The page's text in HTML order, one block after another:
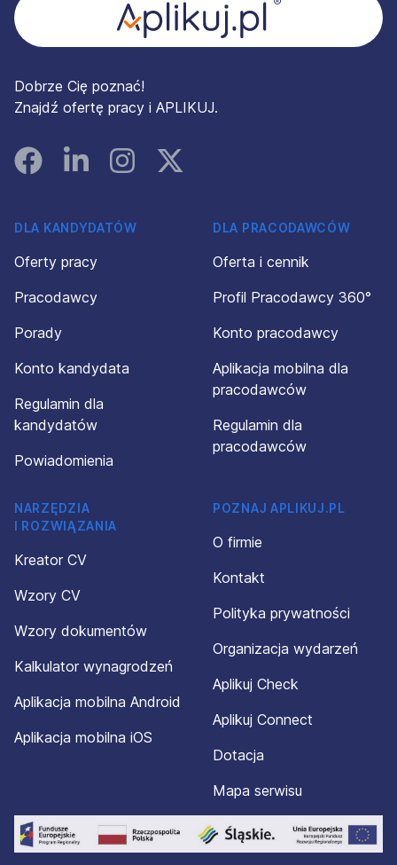
Dobrze Cię poznać!
Znajdź ofertę pracy i APLIKUJ.
FacebookLinked InInstagramInstagram
DLA KANDYDATÓW
Oferty pracy
Pracodawcy
Porady
Konto kandydata
Regulamin dla
kandydatów
Powiadomienia
DLA PRACODAWCÓW
Oferta i cennik
Profil Pracodawcy 360°
Konto pracodawcy
Aplikacja mobilna dla
pracodawców
Regulamin dla
pracodawców
NARZĘDZIA
I ROZWIĄZANIA
Kreator CV
Wzory CV
Wzory dokumentów
Kalkulator wynagrodzeń
Aplikacja mobilna Android
Aplikacja mobilna iOS
POZNAJ APLIKUJ.PL
O firmie
Kontakt
Polityka prywatności
Organizacja wydarzeń
Aplikuj Check
Aplikuj Connect
Dotacja
Mapa serwisu